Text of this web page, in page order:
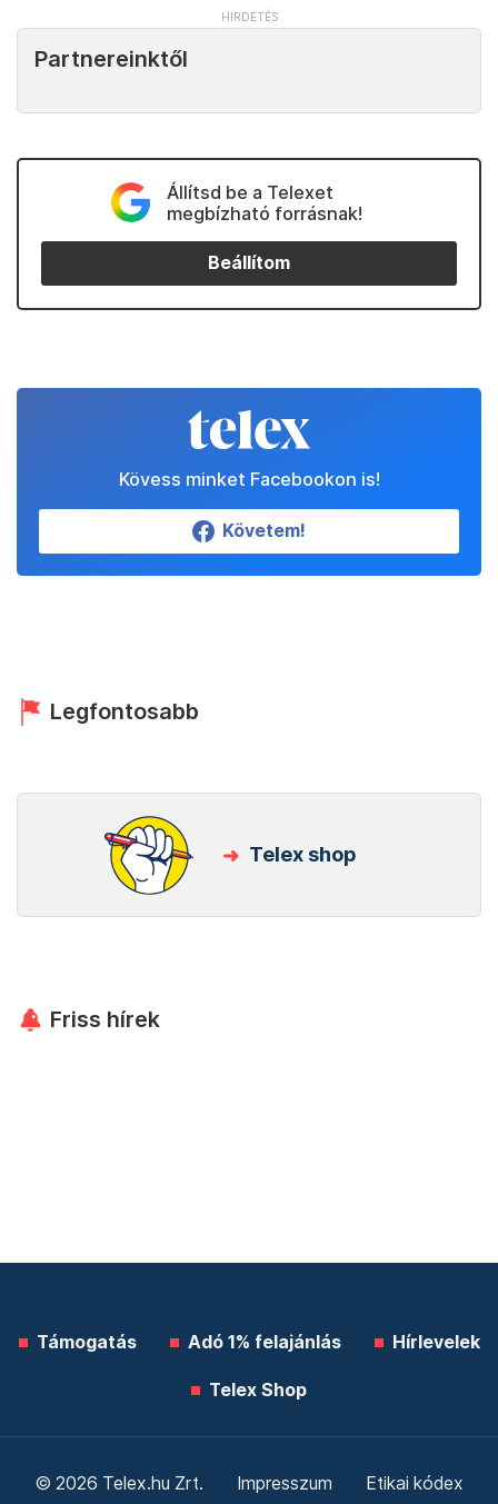
Partnereinktől
Állítsd be a Telexet
megbízható forrásnak!
Beállítom
Kövess minket Facebookon is!
Követem!
Legfontosabb
Telex shop
Friss hírek
Támogatás Adó 1% felajánlás Hírlevelek
Telex Shop
© 2026 Telex.hu Zrt. Impresszum Etikai kódex